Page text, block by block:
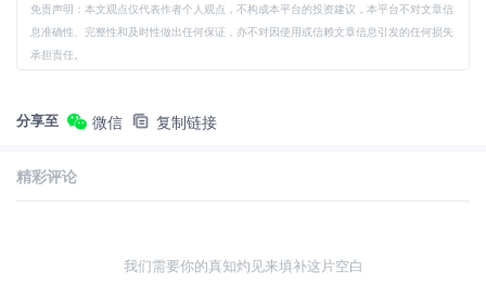
免责声明：本文观点仅代表作者个人观点，不构成本平台的投资建议，本平台不对文章信
息准确性、完整性和及时性做出任何保证，亦不对因使用或信赖文章信息引发的任何损失
承担责任。
分享至 微信 复制链接
精彩评论
我们需要你的真知灼见来填补这片空白